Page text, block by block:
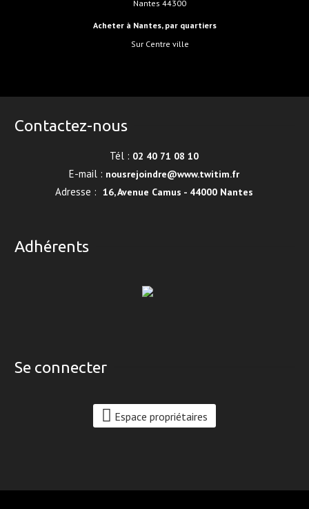
Nantes 44300
Acheter à Nantes, par quartiers
sur Centre ville
Contactez-nous
Tél : 02 40 71 08 10
E-mail : nousrejoindre@www.twitim.fr
Adresse : 16, Avenue Camus - 44000 Nantes
Adhérents
Se connecter
Espace propriétaires